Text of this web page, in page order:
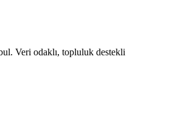
Veri odaklı, topluluk destekli